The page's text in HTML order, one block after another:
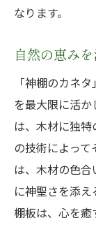
なります。
自然の恵み
「神棚のカネ
を最大限に活
は、木材に独
の技術によっ
は、木材の色
に神聖さを添
棚板は、心を